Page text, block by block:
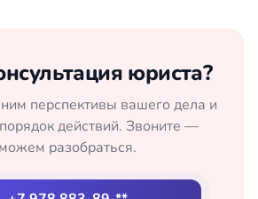
юриста?
перспективы вашего дела и
действий. Звоните —
разобраться.